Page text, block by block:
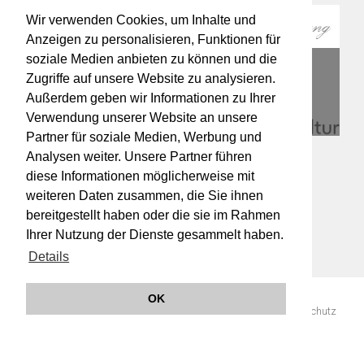
Wir verwenden Cookies, um Inhalte und
Anzeigen zu personalisieren, Funktionen für
soziale Medien anbieten zu können und die
Zugriffe auf unsere Website zu analysieren.
Außerdem geben wir Informationen zu Ihrer
Verwendung unserer Website an unsere
Partner für soziale Medien, Werbung und
Analysen weiter. Unsere Partner führen
diese Informationen möglicherweise mit
weiteren Daten zusammen, die Sie ihnen
bereitgestellt haben oder die sie im Rahmen
Ihrer Nutzung der Dienste gesammelt haben.
Details
OK
Datenschutz